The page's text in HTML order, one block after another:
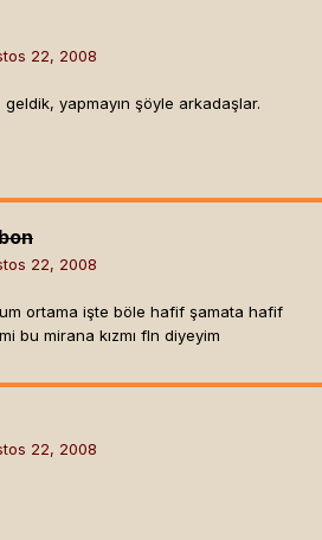
22, 2008
yapmayın şöyle arkadaşlar.
22, 2008
ortama işte böle hafif şamata hafif
bu mirana kızmı fln diyeyim
22, 2008